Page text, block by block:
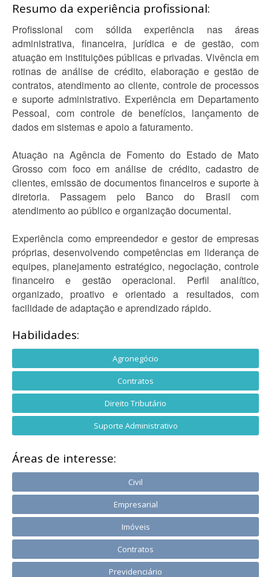
Resumo da experiência profissional:
Profissional com sólida experiência nas áreas
administrativa, financeira, jurídica e de gestão, com
atuação em instituições públicas e privadas. Vivência em
rotinas de análise de crédito, elaboração e gestão de
contratos, atendimento ao cliente, controle de processos
e suporte administrativo. Experiência em Departamento
Pessoal, com controle de benefícios, lançamento de
dados em sistemas e apoio a faturamento.
Atuação na Agência de Fomento do Estado de Mato
Grosso com foco em análise de crédito, cadastro de
clientes, emissão de documentos financeiros e suporte à
diretoria. Passagem pelo Banco do Brasil com
atendimento ao público e organização documental.
Experiência como empreendedor e gestor de empresas
próprias, desenvolvendo competências em liderança de
equipes, planejamento estratégico, negociação, controle
financeiro e gestão operacional. Perfil analítico,
organizado, proativo e orientado a resultados, com
facilidade de adaptação e aprendizado rápido.
Habilidades:
Agronegócio
Contratos
Direito Tributário
Suporte Administrativo
Áreas de interesse:
Civil
Empresarial
Imóveis
Contratos
Previdenciário